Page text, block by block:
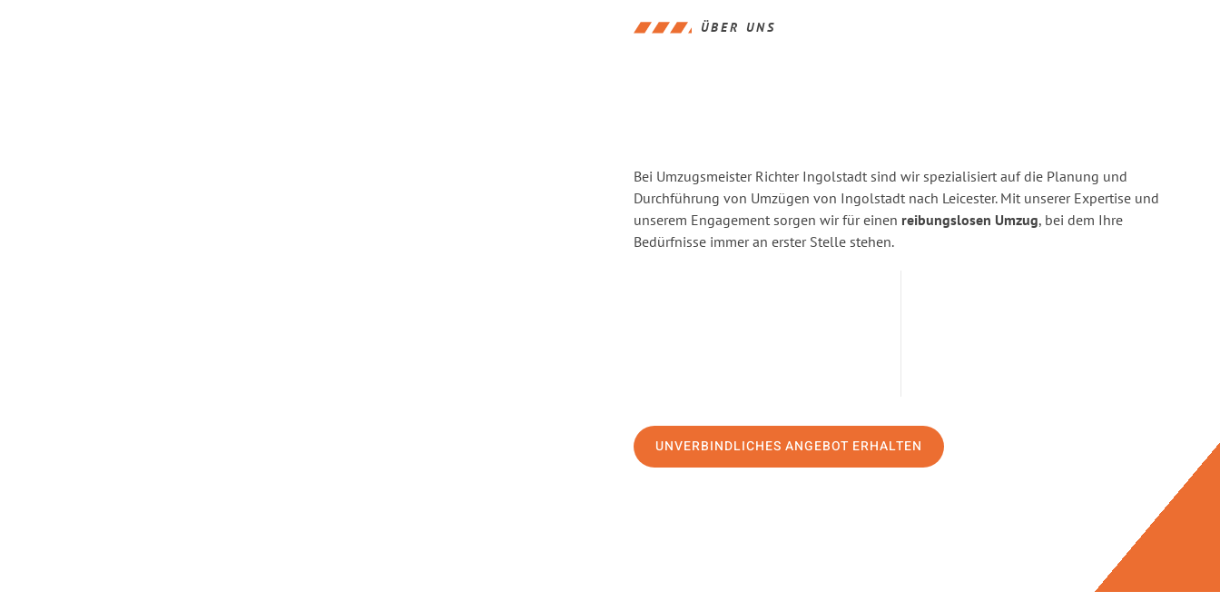
ÜBER UNS
Bei Umzugsmeister Richter Ingolstadt sind wir spezialisiert auf die Planung und
Durchführung von Umzügen von Ingolstadt nach Leicester. Mit unserer Expertise und
unserem Engagement sorgen wir für einen reibungslosen Umzug, bei dem Ihre
Bedürfnisse immer an erster Stelle stehen.
UNVERBINDLICHES ANGEBOT ERHALTEN